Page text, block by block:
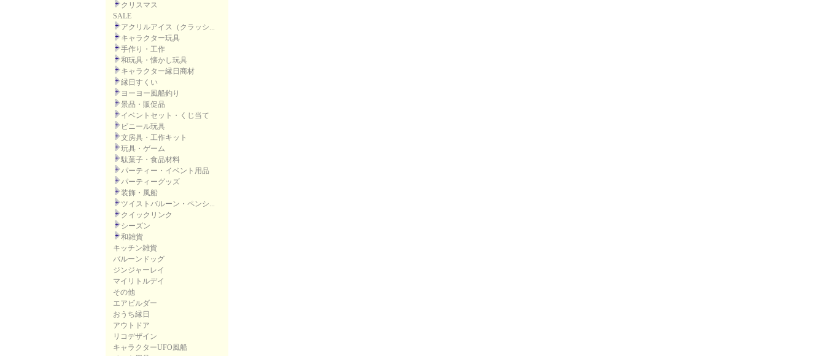
クリスマス
SALE
アクリルアイス（クラッシ...
キャラクター玩具
手作り・工作
和玩具・懐かし玩具
キャラクター縁日商材
縁日すくい
ヨーヨー風船釣り
景品・販促品
イベントセット・くじ当て
ビニール玩具
文房具・工作キット
玩具・ゲーム
駄菓子・食品材料
パーティー・イベント用品
パーティーグッズ
装飾・風船
ツイストバルーン・ペンシ...
クイックリンク
シーズン
和雑貨
キッチン雑貨
バルーンドッグ
ジンジャーレイ
マイリトルデイ
その他
エアビルダー
おうち縁日
アウトドア
リコデザイン
キャラクターUFO風船